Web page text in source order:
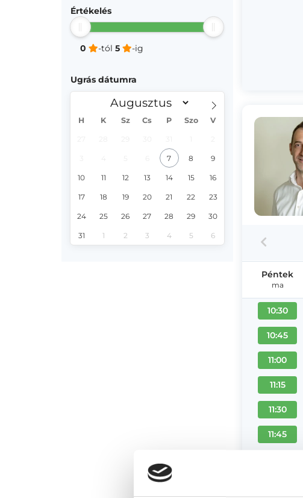
Értékelés
0 -tól 5 -ig
Ugrás dátumra
H K Sz Cs P Szo V
7 8 9
10 11 12 13 14 15 16
17 18 19 20 21 22 23
24 25 26 27 28 29 30
31 1 2 3 4 5 6
Péntek
ma
10:30
10:45
11:00
11:15
11:30
11:45